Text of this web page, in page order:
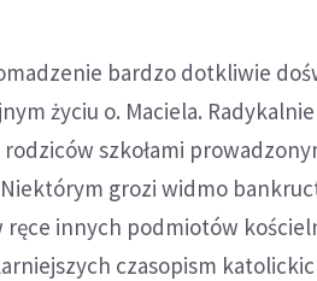
bardzo dotkliwie
życiu o. Maciela. Radykalnie
szkołami
grozi widmo
ręce innych podmiotów
czasopism